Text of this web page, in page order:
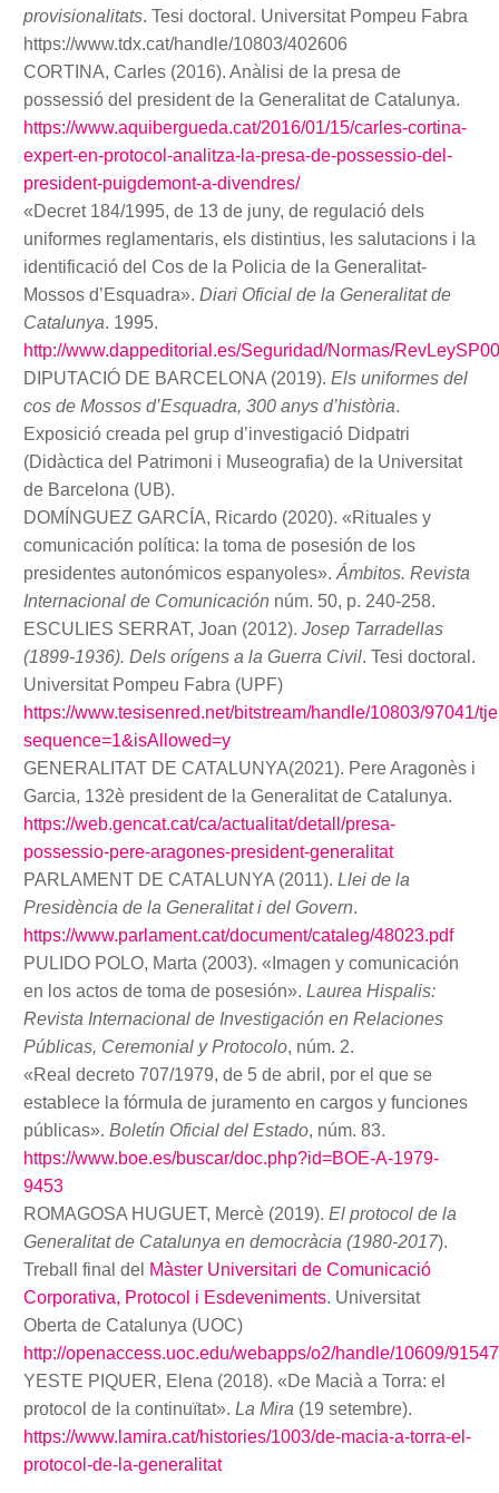
provisionalitats. Tesi doctoral. Universitat Pompeu Fabra
https://www.tdx.cat/handle/10803/402606
CORTINA, Carles (2016). Anàlisi de la presa de
possessió del president de la Generalitat de Catalunya.
https://www.aquibergueda.cat/2016/01/15/carles-cortina-
expert-en-protocol-analitza-la-presa-de-possessio-del-
president-puigdemont-a-divendres/
«Decret 184/1995, de 13 de juny, de regulació dels
uniformes reglamentaris, els distintius, les salutacions i la
identificació del Cos de la Policia de la Generalitat-
Mossos d’Esquadra». Diari Oficial de la Generalitat de
Catalunya. 1995.
http://www.dappeditorial.es/Seguridad/Normas/
DIPUTACIÓ DE BARCELONA (2019). Els uniformes del
cos de Mossos d’Esquadra, 300 anys d’història.
Exposició creada pel grup d’investigació Didpatri
(Didàctica del Patrimoni i Museografia) de la Universitat
de Barcelona (UB).
DOMÍNGUEZ GARCÍA, Ricardo (2020). «Rituales y
comunicación política: la toma de posesión de los
presidentes autonómicos espanyoles».Ámbitos. Revista
Internacional de Comunicación núm. 50, p. 240-258.
ESCULIES SERRAT, Joan (2012). Josep Tarradellas
(1899-1936). Dels orígens a la Guerra Civil. Tesi doctoral.
Universitat Pompeu Fabra (UPF)
https://www.tesisenred.net/bitstream/handle/10803/97041/
sequence=1&isAllowed=y
GENERALITAT DE CATALUNYA(2021). Pere Aragonès i
Garcia, 132è president de la Generalitat de Catalunya.
https://web.gencat.cat/ca/actualitat/detall/presa-
possessio-pere-aragones-president-generalitat
PARLAMENT DE CATALUNYA (2011). Llei de la
Presidència de la Generalitat i del Govern.
https://www.parlament.cat/document/cataleg/48023.pdf
PULIDO POLO, Marta (2003). «Imagen y comunicación
en los actos de toma de posesión». Laurea Hispalis:
Revista Internacional de Investigación en Relaciones
Públicas, Ceremonial y Protocolo, núm. 2.
«Real decreto 707/1979, de 5 de abril, por el que se
establece la fórmula de juramento en cargos y funciones
públicas». Boletín Oficial del Estado, núm. 83.
https://www.boe.es/buscar/doc.php?id=BOE-A-1979-
9453
ROMAGOSA HUGUET, Mercè (2019). El protocol de la
Generalitat de Catalunya en democràcia (1980-2017).
Treball final del Màster Universitari de Comunicació
Corporativa, Protocol i Esdeveniments. Universitat
Oberta de Catalunya (UOC)
http://openaccess.uoc.edu/webapps/o2/handle/10609/91547
YESTE PIQUER, Elena (2018). «De Macià a Torra: el
protocol de la continuïtat». La Mira (19 setembre).
https://www.lamira.cat/histories/1003/de-macia-a-torra-el-
protocol-de-la-generalitat